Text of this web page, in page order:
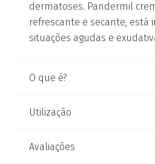
dermatoses. Pandermil
refrescante e secante, está
situações agudas e
O que é?
Utilização
Avaliações